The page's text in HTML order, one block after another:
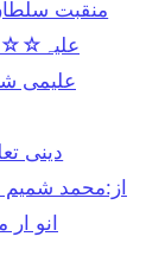
منقبت
علیہ☆☆
دینی
از:محمد شمیم
انو